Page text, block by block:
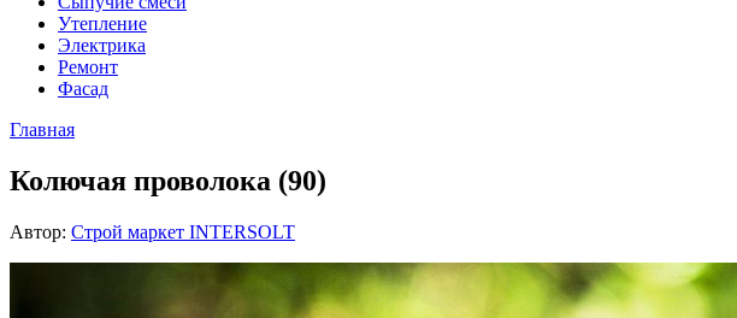
Утепление
Электрика
Ремонт
Фасад
Главная
Колючая проволока (90)
Автор: Строй маркет INTERSOLT